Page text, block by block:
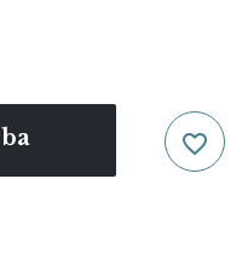
favorite_border